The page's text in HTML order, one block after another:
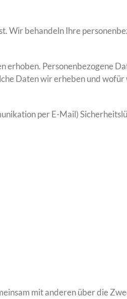
Wir behandeln Ihre
Personenbezogene
Daten wir erheben und wofür
per E-Mail)
mit anderen über die